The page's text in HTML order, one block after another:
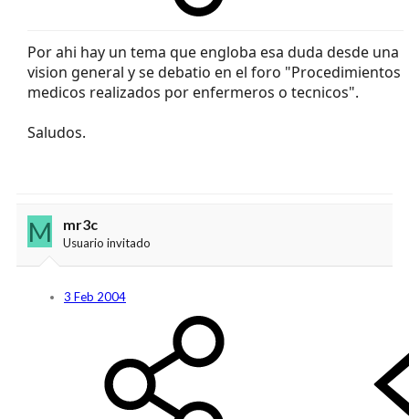
Por ahi hay un tema que engloba esa duda desde una
vision general y se debatio en el foro "Procedimientos
medicos realizados por enfermeros o tecnicos".
Saludos.
M mr3c
Usuario invitado
3 Feb 2004